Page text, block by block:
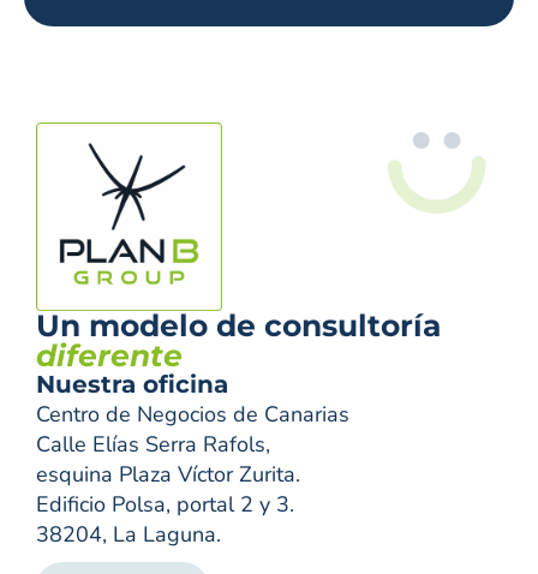
Un modelo de consultoría
diferente
Nuestra oficina
Centro de Negocios de Canarias
Calle Elías Serra Rafols,
esquina Plaza Víctor Zurita.
Edificio Polsa, portal 2 y 3.
38204, La Laguna.